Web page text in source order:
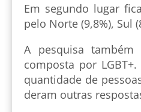
Em segundo lugar
pelo Norte (9,8%), Sul
A pesquisa
composta por
quantidade de
deram outras